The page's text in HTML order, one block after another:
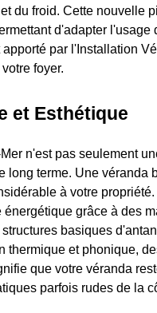
du froid. Cette nouvelle
d'adapter l'usage
par l'Installation
foyer.
et Esthétique
n'est pas seulement
long terme. Une véranda
à votre
grâce à des
basiques
thermique et phonique,
que votre véranda
parfois rudes de la